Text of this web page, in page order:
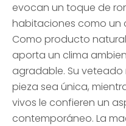
evocan un toque de
habitaciones como un
Como producto
aporta un clima
agradable. Su
pieza sea única,
vivos le confieren un
contemporáneo. La